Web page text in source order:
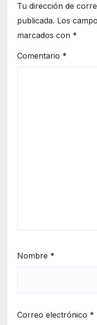
Tu dirección de
publicada. Los
marcados con *
Comentario *
Nombre *
Correo electrónico *